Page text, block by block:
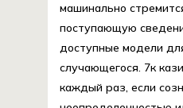
машинально
поступающую
доступные модели
случающегося. 7к
каждый раз, если